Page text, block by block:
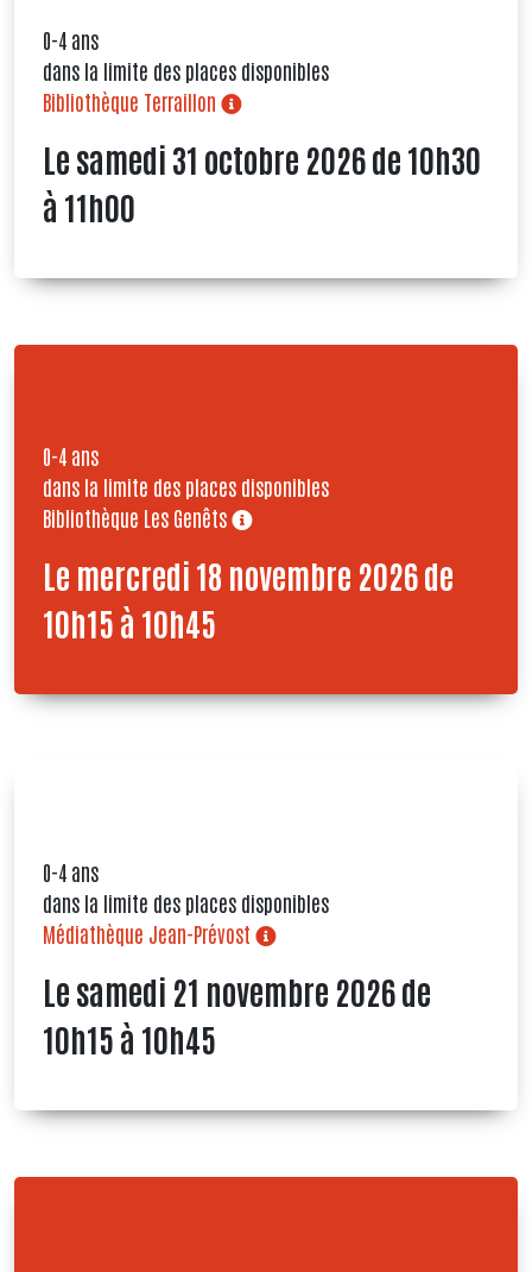
Le samedi 31 octobre 2026 de 10h30
à 11h00
0-4 ans
dans la limite des places disponibles
Bibliothèque Terraillon
Le mercredi 18 novembre 2026 de
10h15 à 10h45
0-4 ans
dans la limite des places disponibles
Bibliothèque Les Genêts
Le samedi 21 novembre 2026 de
10h15 à 10h45
0-4 ans
dans la limite des places disponibles
Médiathèque Jean-Prévost